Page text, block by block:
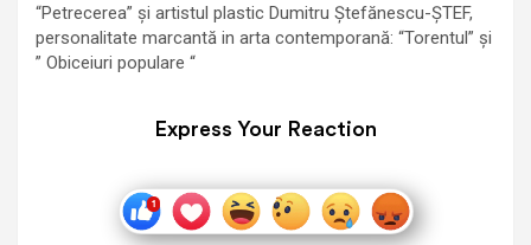
“Petrecerea” și artistul plastic Dumitru Ștefănescu-ȘTEF,
personalitate marcantă in arta contemporană: “Torentul” și
” Obiceiuri populare “
Express Your Reaction